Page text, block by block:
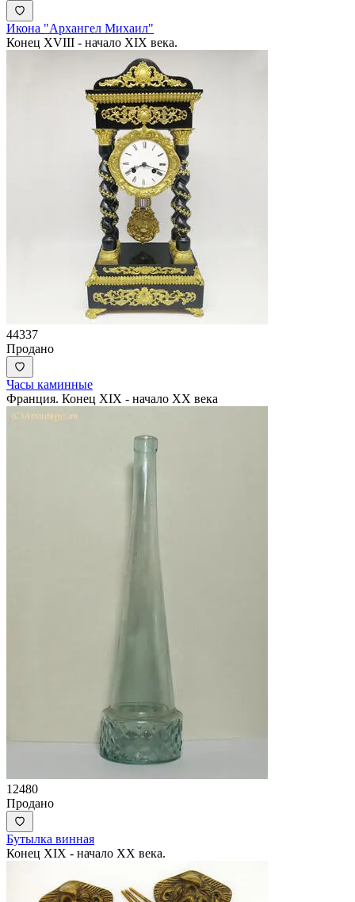
Икона "Архангел Михаил"
Конец XVIII - начало XIX века.
44337
Продано
Часы каминные
Франция. Конец XIX - начало XX века
12480
Продано
Бутылка винная
Конец XIX - начало XX века.